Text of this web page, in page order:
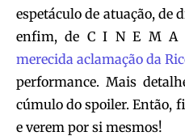
espetáculo de atuação, de
enfim, de C I N E M A
merecida aclamação da
performance. Mais
cúmulo do spoiler. Então,
e verem por si mesmos!